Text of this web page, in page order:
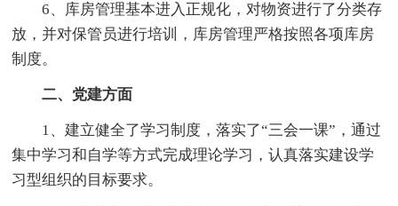
6、库房管理基本进入正规化，对物资进行了分类存
放，并对保管员进行培训，库房管理严格按照各项库房
制度。
二、党建方面
1、建立健全了学习制度，落实了“三会一课”，通过
集中学习和自学等方式完成理论学习，认真落实建设学
习型组织的目标要求。